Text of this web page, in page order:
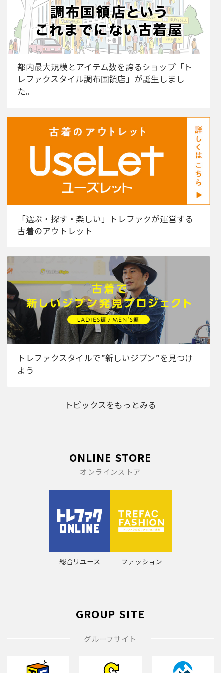
都内最大規模とアイテム数を誇るショップ「ト
レファクスタイル調布国領店」が誕生しまし
た。
「選ぶ・探す・楽しい」トレファクが運営する
古着のアウトレット
トレファクスタイルで”新しいジブン”を見つけ
よう
トピックスをもっとみる
ONLINE STORE
オンラインストア
総合リユース ファッション
GROUP SITE
グループサイト